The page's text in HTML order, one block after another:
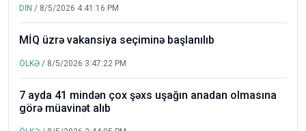
DİN / 8/5/2026 4:41:16 PM
MİQ üzrə vakansiya seçiminə başlanılıb
ÖLKƏ / 8/5/2026 3:47:22 PM
7 ayda 41 mindən çox şəxs uşağın anadan olmasına
görə müavinət alıb